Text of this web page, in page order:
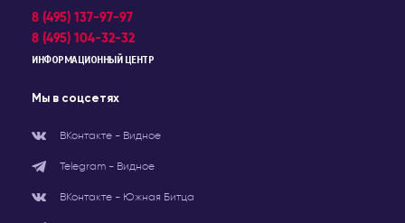
8 (495) 137-97-97
8 (495) 104-32-32
ИНФОРМАЦИОННЫЙ ЦЕНТР
Мы в соцсетях
ВКонтакте - Видное
Telegram - Видное
ВКонтакте - Южная Битца